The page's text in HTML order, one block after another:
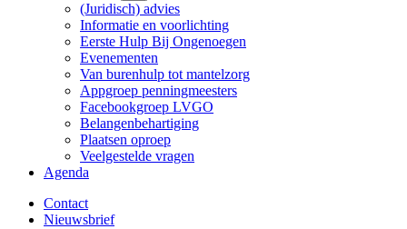
(Juridisch) advies
Informatie en voorlichting
Eerste Hulp Bij Ongenoegen
Evenementen
Van burenhulp tot mantelzorg
Appgroep penningmeesters
Facebookgroep LVGO
Belangenbehartiging
Plaatsen oproep
Veelgestelde vragen
Agenda
Contact
Nieuwsbrief